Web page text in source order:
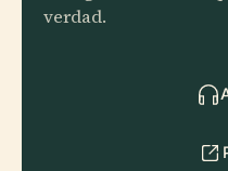
verdad.